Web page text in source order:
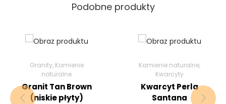
Podobne produkty
Granity, Kamienie
naturalne
Granit Tan Brown
(niskie płyty)
Kamienie naturalne,
Kwarcyty
Kwarcyt Perla
Santana